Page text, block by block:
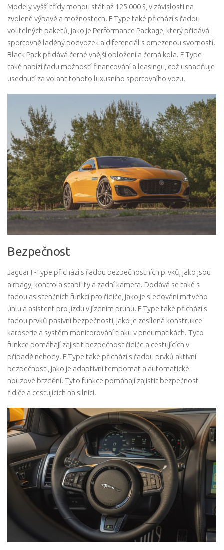
Modely vyšší třídy mohou stát až 125 000 $, v závislosti na
zvolené výbavě a možnostech. F-Type také přichází s řadou
volitelných paketů, jako je Performance Package, který přidává
sportovně laděný podvozek a diferenciál s omezenou svorností.
Black Pack přidává černé vnější obložení a černá kola. F-Type
také nabízí řadu možností financování a leasingu, což usnadňuje
usednutí za volant tohoto luxusního sportovního vozu.
Bezpečnost
Jaguar F-Type přichází s řadou bezpečnostních prvků, jako jsou
airbagy, kontrola stability a zadní kamera. Dodává se také s
řadou asistenčních funkcí pro řidiče, jako je sledování mrtvého
úhlu a asistent pro jízdu v jízdním pruhu. F-Type také přichází s
řadou prvků pasivní bezpečnosti, jako je zesílená konstrukce
karoserie a systém monitorování tlaku v pneumatikách. Tyto
funkce pomáhají zajistit bezpečnost řidiče a cestujících v
případě nehody. F-Type také přichází s řadou prvků aktivní
bezpečnosti, jako je adaptivní tempomat a automatické
nouzové brzdění. Tyto funkce pomáhají zajistit bezpečnost
řidiče a cestujících na silnici.